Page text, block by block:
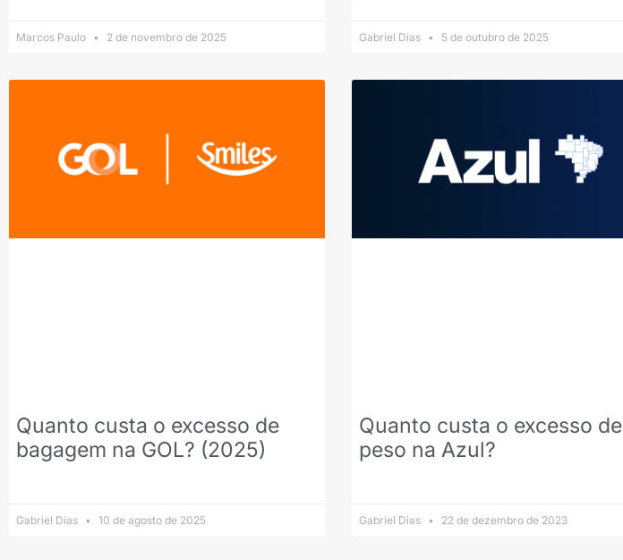
Marcos Paulo 2 de novembro de 2025 Gabriel Dias 5 de outubro de 2025
Quanto custa o excesso de
bagagem na GOL? (2025)
Gabriel Dias 10 de agosto de 2025
Quanto custa o excesso de
peso na Azul?
Gabriel Dias 22 de dezembro de 2023